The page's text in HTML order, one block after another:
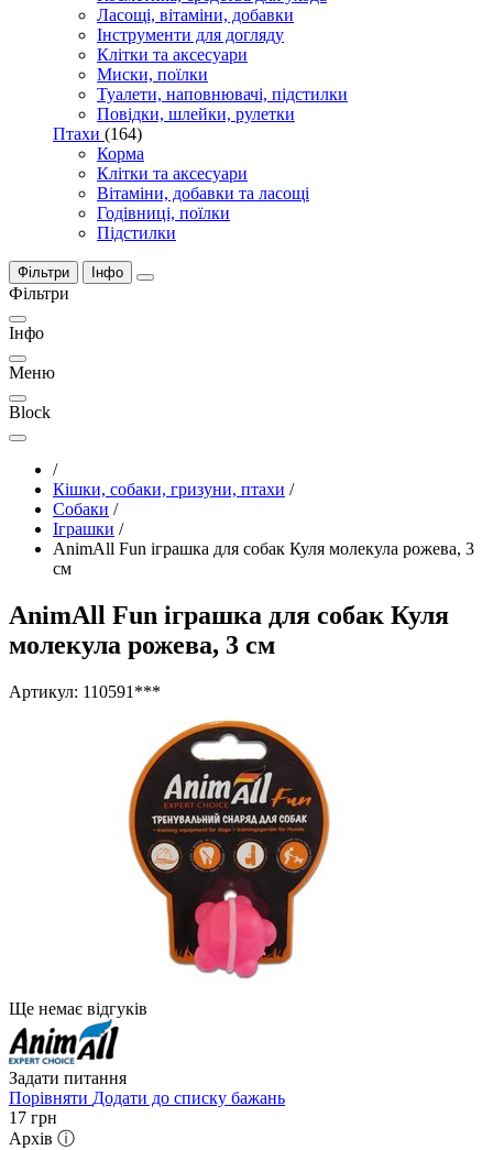
Ласощі, вітаміни, добавки
Інструменти для догляду
Клітки та аксесуари
Миски, поїлки
Туалети, наповнювачі, підстилки
Повідки, шлейки, рулетки
Птахи (164)
Корма
Клітки та аксесуари
Вітаміни, добавки та ласощі
Годівниці, поїлки
Підстилки
Фільтри Інфо
Фільтри
Інфо
Меню
Block
/
Кішки, собаки, гризуни, птахи /
Собаки /
Іграшки /
AnimAll Fun іграшка для собак Куля молекула рожева, 3
см
AnimAll Fun іграшка для собак Куля
молекула рожева, 3 см
Артикул: 110591***
Ще немає відгуків
Задати питання
Порівняти Додати до списку бажань
17 грн
Архів ⓘ